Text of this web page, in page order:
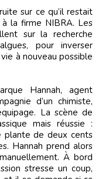
sur ce qu’il restait
la firme NIBRA. Les
sur la recherche
pour inverser
à nouveau possible
Hannah, agent
d’un chimiste,
La scène de
mais réussie :
plante de deux cents
Hannah prend alors
À bord
stresse un coup,